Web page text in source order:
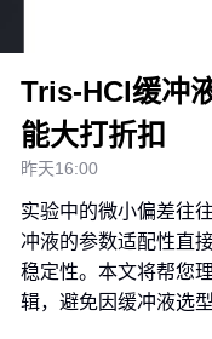
Tris-HCl缓冲
能大打折扣
昨天16:00
实验中的微小偏差往
冲液的参数适配性直
稳定性。本文将帮您
辑，避免因缓冲液选